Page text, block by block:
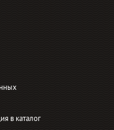
в каталог